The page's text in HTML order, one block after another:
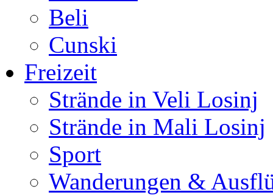
Beli
Cunski
Freizeit
Strände in Veli Losinj
Strände in Mali Losinj
Sport
Wanderungen &